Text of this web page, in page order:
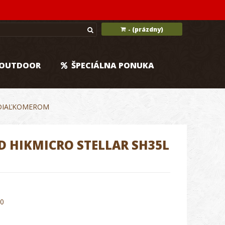
- (prázdny)
ŠPECIÁLNA PONUKA
HIKMICRO STELLAR SH35L